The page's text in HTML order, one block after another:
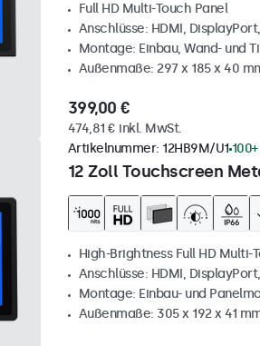
Full HD Multi-Touch Panel
Anschlüsse: HDMI, DisplayPort,
Montage: Einbau, Wand- und
Außenmaße: 297 x 185 x 40
399,00 €
474,81 € inkl. MwSt.
12 Zoll Touchscreen
Artikelnummer: 12HB9M/U1
High-Brightness Full HD Multi-
Anschlüsse: HDMI, DisplayPort,
Montage: Einbau- und
Außenmaße: 305 x 192 x 41